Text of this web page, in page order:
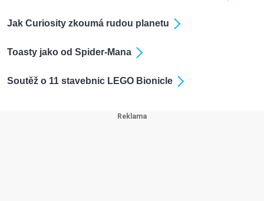
Jak Curiosity zkoumá rudou planetu
Toasty jako od Spider-Mana
Soutěž o 11 stavebnic LEGO Bionicle